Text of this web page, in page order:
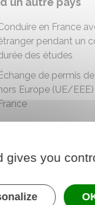
en France
pendant un
des études
de permis
Europe (UE/
avec la
gives you